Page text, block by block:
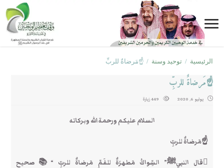
الرئيسية / توحيد وسنة / ☝مَرضاةٌ للربِّ
☝مَرضاةٌ للربِّ
يوليو 6, 2020 449 زيارة
السلام عليكم ورحمة الله وبركاته
☝مَرضاةٌ للربِّ
قال النبيﷺ” السِّواكُ مَطهرَةٌ للفَمِّ مَرضاةٌ للربِّ “📚صحيح